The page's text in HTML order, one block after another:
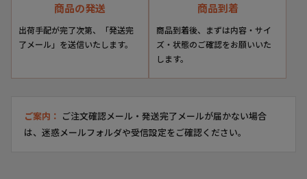
商品の発送
出荷手配が完了次第、「発送完
了メール」を送信いたします。
商品到着
商品到着後、まずは内容・サイ
ズ・状態のご確認をお願いいた
します。
ご案内： ご注文確認メール・発送完了メールが届かない場合
は、迷惑メールフォルダや受信設定をご確認ください。